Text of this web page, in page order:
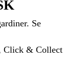
Se
Click & Collect